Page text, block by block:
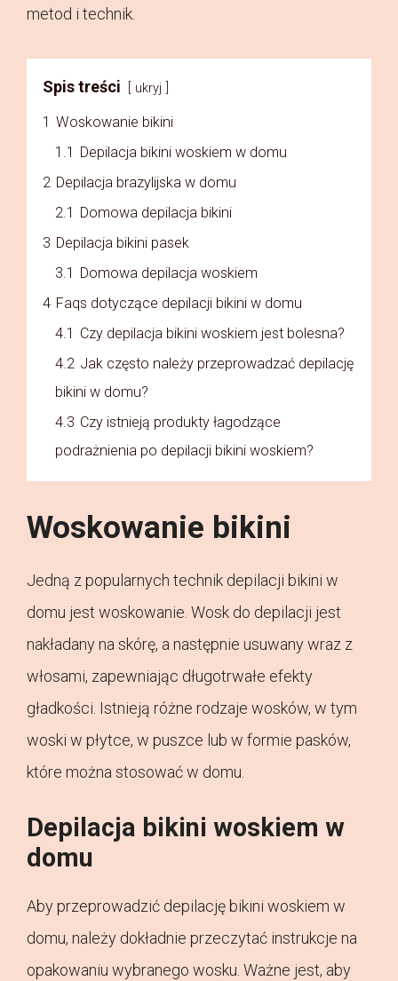
metod i technik.
Spis treści ukryj
1 Woskowanie bikini
1.1
Depilacja bikini woskiem w domu
2 Depilacja brazylijska w domu
2.1
Domowa depilacja bikini
3 Depilacja bikini pasek
3.1
Domowa depilacja woskiem
4 Faqs dotyczące depilacji bikini w domu
4.1 Czy depilacja bikini woskiem jest bolesna?
4.2 Jak często należy przeprowadzać depilację
bikini w domu?
4.3 Czy istnieją produkty łagodzące
podrażnienia po depilacji bikini woskiem?
Woskowanie bikini
Jedną z popularnych technik depilacji bikini w
domu jest woskowanie. Wosk do depilacji jest
nakładany na skórę, a następnie usuwany wraz z
włosami, zapewniając długotrwałe efekty
gładkości. Istnieją różne rodzaje wosków, w tym
woski w płytce, w puszce lub w formie pasków,
które można stosować w domu.
Depilacja bikini woskiem w
domu
Aby przeprowadzić depilację bikini woskiem w
domu, należy dokładnie przeczytać instrukcje na
opakowaniu wybranego wosku. Ważne jest, aby